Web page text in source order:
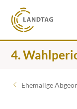
4.
Ehemalige